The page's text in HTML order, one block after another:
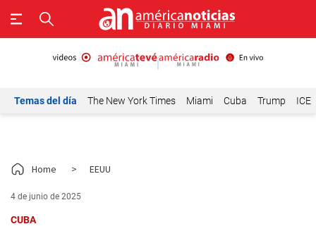
Temas del día The New York Times Miami Cuba Trump ICE
Home > EEUU
4 de junio de 2025
CUBA